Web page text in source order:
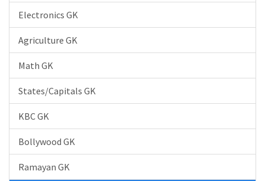
Electronics GK
Agriculture GK
Math GK
States/Capitals GK
KBC GK
Bollywood GK
Ramayan GK